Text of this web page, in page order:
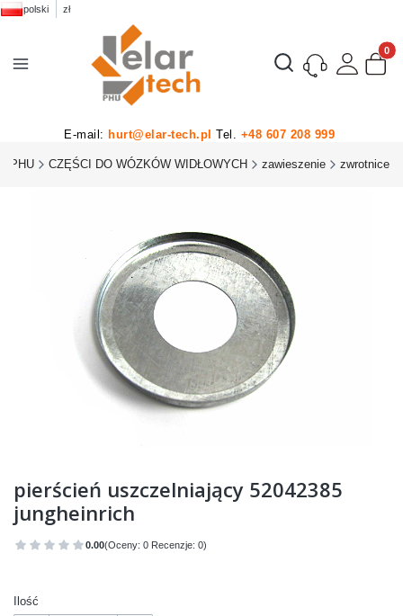
polski zł
Otwórz wyszukiwarkę
E-mail: hurt@elar-tech.pl Tel. +48 607 208 999
PHU CZĘŚCI DO WÓZKÓW WIDŁOWYCH zawieszenie zwrotnice
pierścień uszczelniający 52042385
jungheinrich
0.00(Oceny: 0 Recenzje: 0)
Przejdź do sekcji Opinie
Ilość